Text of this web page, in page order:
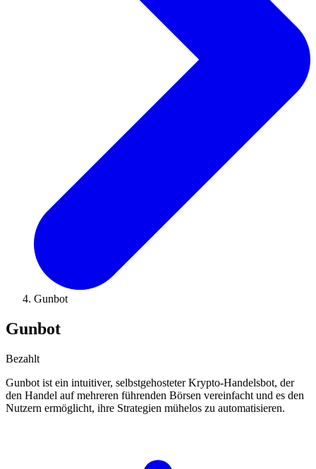
Gunbot
Gunbot
Bezahlt
Gunbot ist ein intuitiver, selbstgehosteter Krypto-Handelsbot, der
den Handel auf mehreren führenden Börsen vereinfacht und es den
Nutzern ermöglicht, ihre Strategien mühelos zu automatisieren.